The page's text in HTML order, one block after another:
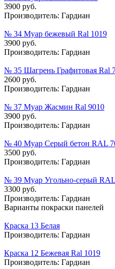
3900 руб.
Производитель: Гардиан
№ 34 Муар бежевый Ral 1019
3900 руб.
Производитель: Гардиан
№ 35 Шагрень Графитовая Ral
2600 руб.
Производитель: Гардиан
№ 37 Муар Жасмин Ral 9010
3900 руб.
Производитель: Гардиан
№ 40 Муар Серый бетон RAL
3500 руб.
Производитель: Гардиан
№ 39 Муар Угольно-серый
3300 руб.
Производитель: Гардиан
Варианты покраски панелей
Краска 13 Белая
Производитель: Гардиан
Краска 12 Бежевая Ral 1019
Производитель: Гардиан